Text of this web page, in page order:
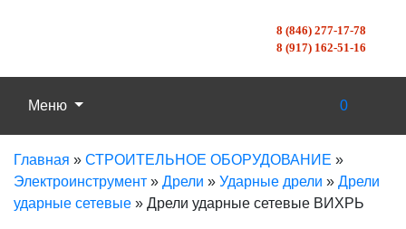
8 (846) 277-17-78
8 (917) 162-51-16
Меню 0
Главная » СТРОИТЕЛЬНОЕ ОБОРУДОВАНИЕ »
Электроинструмент » Дрели » Ударные дрели » Дрели
ударные сетевые » Дрели ударные сетевые ВИХРЬ